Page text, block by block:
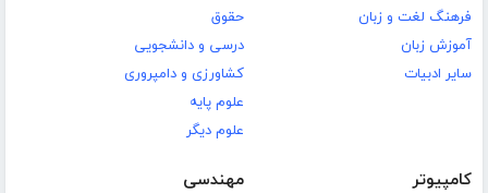
فرهنگ لغت و زبان
آموزش زبان
سایر ادبیات
حقوق
درسی و دانشجویی
کشاورزی و دامپروری
علوم پایه
علوم دیگر
کامپیوتر مهندسی